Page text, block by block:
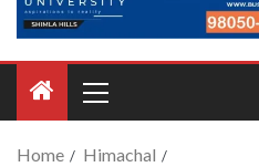
Home
Himachal